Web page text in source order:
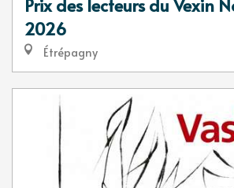
Prix des lecteurs du Vexin
2026
Étrépagny